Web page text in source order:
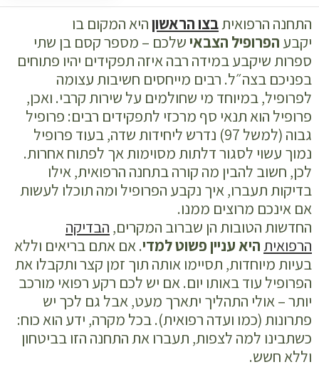
רפואי
והיערכות
רוצים להגיע
מוכנים לצו
ראשון?
מהו פרופיל
צבאי ואילו
פרופילים
קיימים?
ערעור על
פרופיל
רפואי​
אופטיקה
בוטח
מגיעים
התחנה הרפואית בצו הראשוןהיא המקום בו
יקבע הפרופיל הצבאישלכם – מספר קסם בן שתי
ספרות שיקבע במידה רבה איזה תפקידים יהיו פתוחים
בפניכם בצה״ל. רבים מייחסים חשיבות עצומה
לפרופיל, במיוחד מי שחולמים על שירות קרבי. ואכן,
פרופיל הוא תנאי סף מרכזי לתפקידים רבים: פרופיל
גבוה (למשל 97) נדרש ליחידות שדה, בעוד פרופיל
נמוך עשוי לסגור דלתות מסוימות אך לפתוח אחרות.
לכן, חשוב להבין מה קורה בתחנה הרפואית, אילו
בדיקות תעברו, איך נקבע הפרופיל ומה תוכלו לעשות
אם אינכם מרוצים ממנו.
החדשות הטובות הן שברוב המקרים, הבדיקה
הרפואית היא עניין פשוט למדי. אם אתם בריאים וללא
בעיות מיוחדות, תסיימו אותה תוך זמן קצר ותקבלו את
הפרופיל עוד באותו יום. אם יש לכם רקע רפואי מורכב
יותר – אולי התהליך יתארך מעט, אבל גם לכך יש
פתרונות (כמו ועדה רפואית). בכל מקרה, ידע הוא כוח:
כשתבינו למה לצפות, תעברו את התחנה הזו בביטחון
וללא חשש.